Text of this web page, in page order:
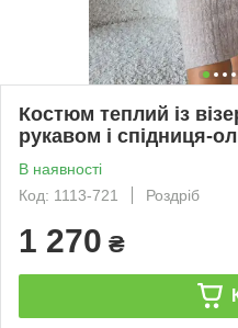
Костюм теплий із
рукавом і спідниця-
В наявності
Код: 1113-721
Роздріб
1 270 ₴